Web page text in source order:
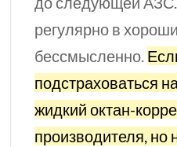
регулярно в
бессмысленно.
подстраховаться
жидкий октан-
производителя, но